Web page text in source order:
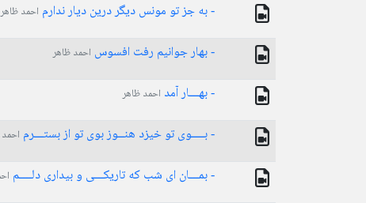
- به جز تو مونس دیگر درین دیار ندارم احمد ظاهر
- بهار جوانیم رفت افسوس احمد ظاهر
- بهـــار آمد احمد ظاهر
- بــــوی تو خیزد هنــوز بوی تو از بستـــرم
- بمـــان ای شب که تاریکـــی و بیداری دلــــم